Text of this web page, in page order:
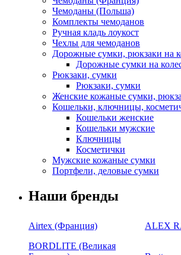
Чемоданы (Польша)
Комплекты чемоданов
Ручная кладь лоукост
Чехлы для чемоданов
Дорожные сумки, рюкзаки на
Дорожные сумки на
Рюкзаки, сумки
Рюкзаки, сумки
Женские кожаные сумки,
Кошельки, ключницы,
Кошельки женские
Кошельки мужские
Ключницы
Косметички
Мужские кожаные сумки
Портфели, деловые сумки
Наши бренды
Airtex (Франция)
ALEX
BORDLITE (Великая